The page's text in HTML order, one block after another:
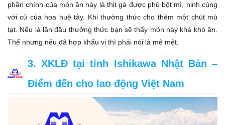
phần chính của món ăn này là thịt gà được phủ bột mì, ninh cùng
với củ của hoa huệ tây. Khi thưởng thức cho thêm một chút mù
tạt. Nếu là lần đầu thưởng thức bạn sẽ thấy món này khá khó ăn.
Thế nhưng nếu đã hợp khẩu vị thì phải nói là mê mệt.
3. XKLĐ tại tỉnh Ishikawa Nhật Bản –
Điểm đến cho lao động Việt Nam